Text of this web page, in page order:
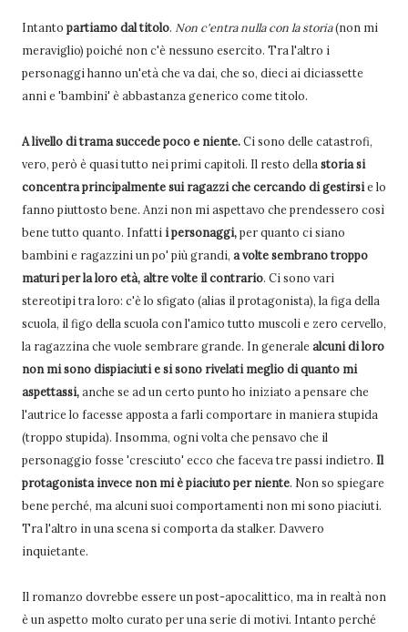
Intanto partiamo dal titolo. Non c'entra nulla con la storia(non mi
meraviglio) poiché non c'è nessuno esercito. Tra l'altro i
personaggi hanno un'età che va dai, che so, dieci ai diciassette
anni e 'bambini' è abbastanza generico come titolo.
A livello di trama succede poco e niente.Ci sono delle catastrofi,
vero, però è quasi tutto nei primi capitoli. Il resto della storia si
concentra principalmente sui ragazzi che cercando di gestirsie lo
fanno piuttosto bene. Anzi non mi aspettavo che prendessero così
bene tutto quanto. Infatti i personaggi,per quanto ci siano
bambini e ragazzini un po' più grandi, a volte sembrano troppo
maturi per la loro età, altre volte il contrario. Ci sono vari
stereotipi tra loro: c'è lo sfigato (alias il protagonista), la figa della
scuola, il figo della scuola con l'amico tutto muscoli e zero cervello,
la ragazzina che vuole sembrare grande. In generalealcuni di loro
non mi sono dispiaciuti e si sono rivelati meglio di quanto mi
aspettassi,anche se ad un certo punto ho iniziato a pensare che
l'autrice lo facesse apposta a farli comportare in maniera stupida
(troppo stupida). Insomma, ogni volta che pensavo che il
personaggio fosse 'cresciuto' ecco che faceva tre passi indietro. Il
protagonista invece non mi è piaciuto per niente. Non so spiegare
bene perché, ma alcuni suoi comportamenti non mi sono piaciuti.
Tra l'altro in una scena si comporta da stalker. Davvero
inquietante.
Il romanzo dovrebbe essere un post-apocalittico, ma in realtà non
è un aspetto molto curato per una serie di motivi. Intanto perché